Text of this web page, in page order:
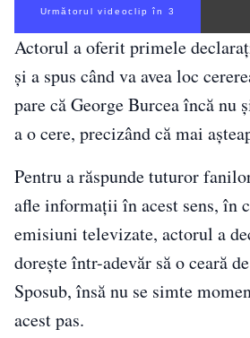
Următorul videoclip în 3
Actorul a oferit primele
și a spus când va avea loc
pare că George Burcea încă nu
a o cere, precizând că mai
Pentru a răspunde tuturor
afle informații în acest sens, în
emisiuni televizate, actorul a
dorește într-adevăr să o ceară
Sposub, însă nu se simte
acest pas.